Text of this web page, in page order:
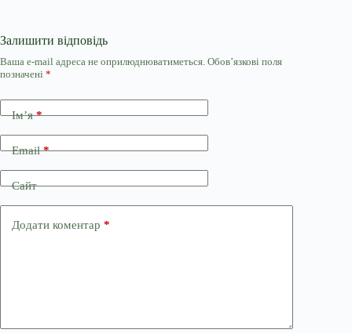
Залишити відповідь
Ваша e-mail адреса не оприлюднюватиметься. Обов’язкові поля
позначені *
Ім’я*
Email*
Сайт
Додати коментар *